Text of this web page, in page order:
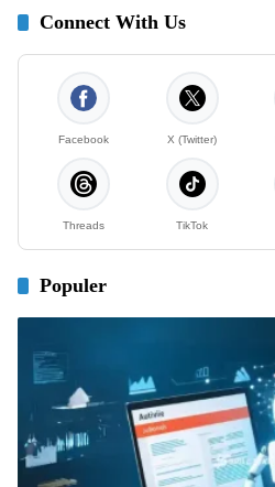
Connect With Us
Facebook X (Twitter)
Threads TikTok
Populer